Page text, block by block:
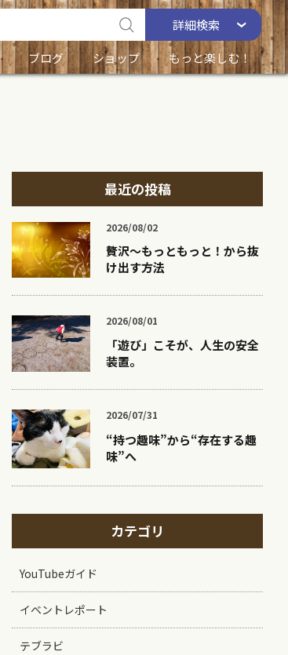
詳細検索
ブログ ショップ もっと楽しむ！
最近の投稿
2026/08/02
贅沢〜もっともっと！から抜
け出す方法
2026/08/01
「遊び」こそが、人生の安全
装置。
2026/07/31
“持つ趣味”から“存在する趣
味”へ
カテゴリ
YouTubeガイド
イベントレポート
テブラビ